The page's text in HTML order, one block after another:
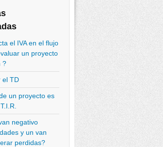
el IVA en el flujo
un proyecto
?
el TD
un proyecto es
negativo
y un van
perdidas?